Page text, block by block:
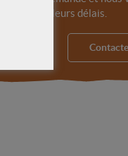
les meilleurs délais.